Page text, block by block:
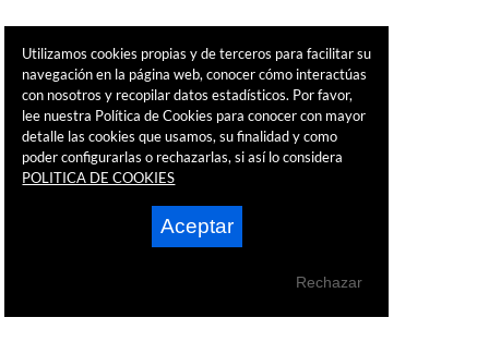
Utilizamos cookies propias y de terceros para facilitar su
navegación en la página web, conocer cómo interactúas
con nosotros y recopilar datos estadísticos. Por favor,
lee nuestra Política de Cookies para conocer con mayor
detalle las cookies que usamos, su finalidad y como
poder configurarlas o rechazarlas, si así lo considera
POLITICA DE COOKIES
Aceptar
Rechazar